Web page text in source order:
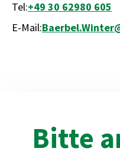
Tel:+49 30 62980 605
E-Mail:
Bitte